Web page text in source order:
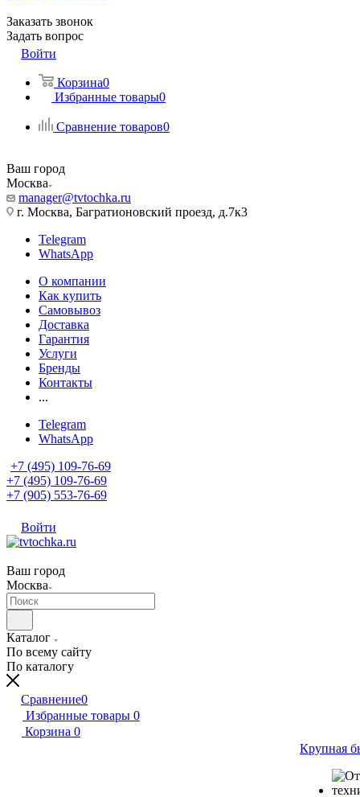
Заказать звонок
Задать вопрос
Войти
Корзина0
Избранные товары0
Сравнение товаров0
Ваш город
Москва
manager@tvtochka.ru
г. Москва, Багратионовский проезд, д.7к3
Telegram
WhatsApp
О компании
Как купить
Самовывоз
Доставка
Гарантия
Услуги
Бренды
Контакты
...
Telegram
WhatsApp
+7 (495) 109-76-69
+7 (495) 109-76-69
+7 (905) 553-76-69
Войти
Ваш город
Москва
Каталог
По всему сайту
По каталогу
Сравнение0
Избранные товары 0
Корзина 0
Крупная